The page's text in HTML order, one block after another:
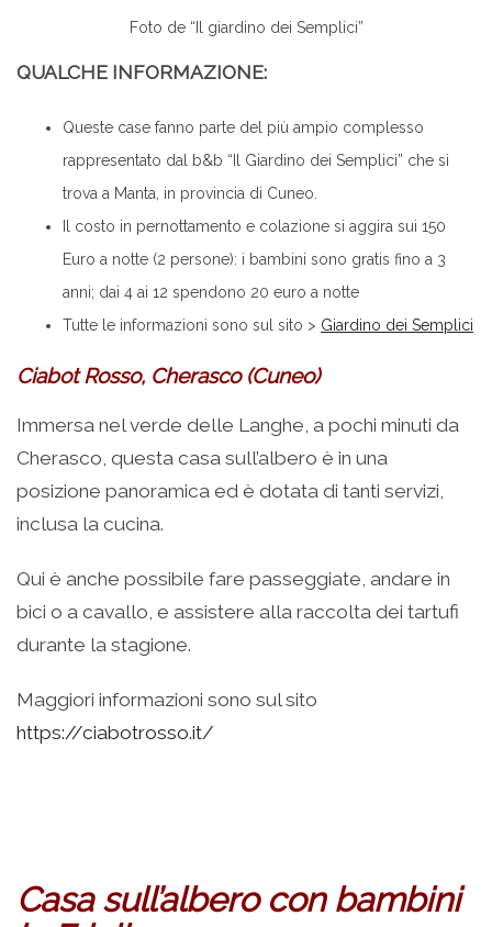
Foto de “Il giardino dei Semplici”
QUALCHE INFORMAZIONE:
Queste case fanno parte del più ampio complesso
rappresentato dal b&b “Il Giardino dei Semplici” che si
trova a Manta, in provincia di Cuneo.
Il costo in pernottamento e colazione si aggira sui 150
Euro a notte (2 persone): i bambini sono gratis fino a 3
anni; dai 4 ai 12 spendono 20 euro a notte
Tutte le informazioni sono sul sito > Giardino dei Semplici
Ciabot Rosso, Cherasco (Cuneo)
Immersa nel verde delle Langhe, a pochi minuti da
Cherasco, questa casa sull’albero è in una
posizione panoramica ed è dotata di tanti servizi,
inclusa la cucina.
Qui è anche possibile fare passeggiate, andare in
bici o a cavallo, e assistere alla raccolta dei tartufi
durante la stagione.
Maggiori informazioni sono sul sito
https://ciabotrosso.it/
Casa sull’albero con bambini